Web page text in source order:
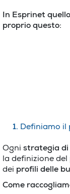
In Esprinet
proprio questo:
1. Definiamo il
Ogni strategia di
la definizione
dei profili delle
Come